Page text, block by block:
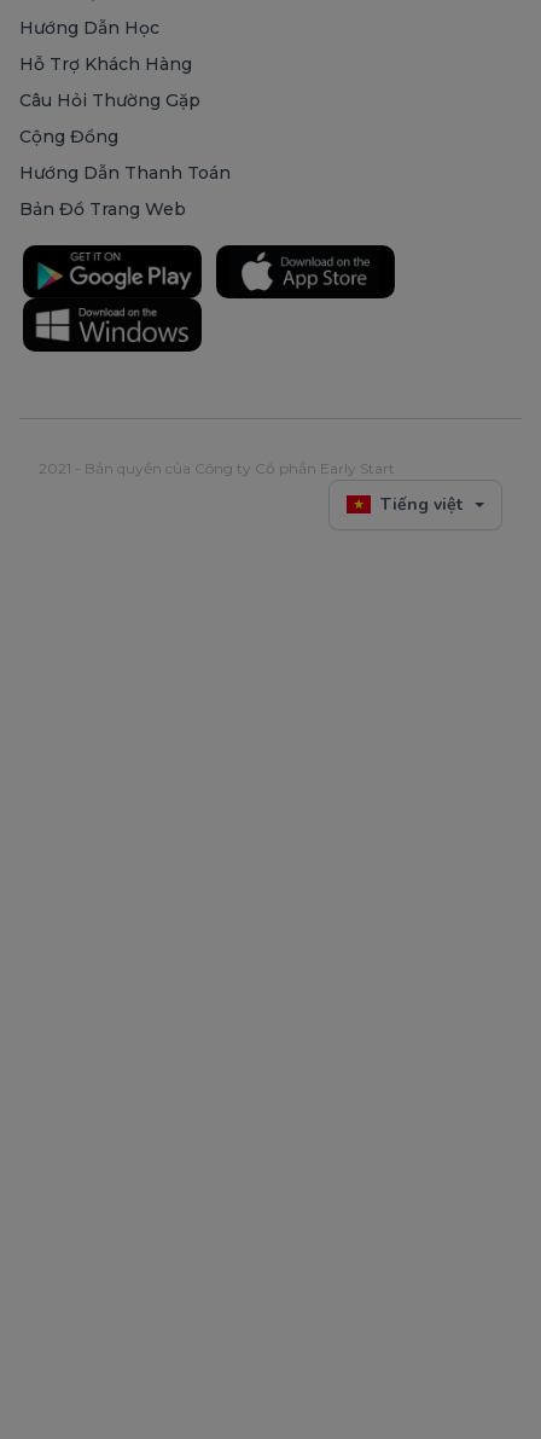
Hướng Dẫn Học
Hỗ Trợ Khách Hàng
Câu Hỏi Thường Gặp
Cộng Đồng
Hướng Dẫn Thanh Toán
Bản Đồ Trang Web
2021 - Bản quyền của Công ty Cổ phần Early Start
Tiếng việt